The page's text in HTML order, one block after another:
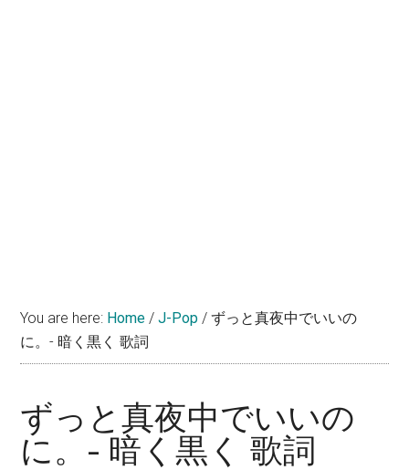
You are here: Home / J-Pop / ずっと真夜中でいいの
に。- 暗く黒く 歌詞
ずっと真夜中でいいの
に。- 暗く黒く 歌詞